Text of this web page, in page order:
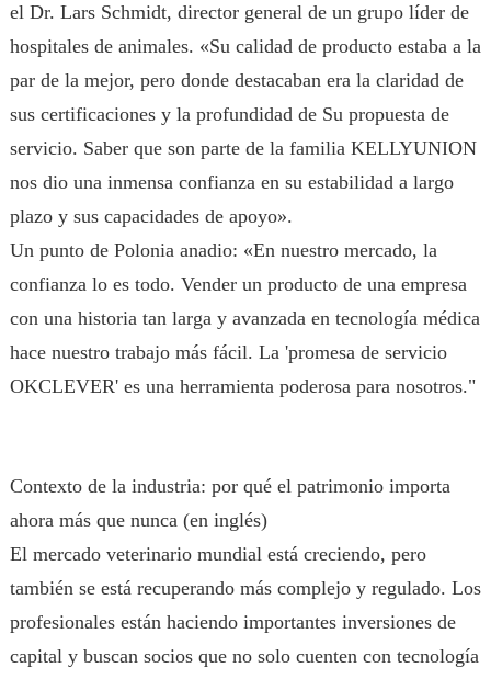
el Dr. Lars Schmidt, director general de un grupo líder de
hospitales de animales. «Su calidad de producto estaba a la
par de la mejor, pero donde destacaban era la claridad de
sus certificaciones y la profundidad de Su propuesta de
servicio. Saber que son parte de la familia KELLYUNION
nos dio una inmensa confianza en su estabilidad a largo
plazo y sus capacidades de apoyo».
Un punto de Polonia anadio: «En nuestro mercado, la
confianza lo es todo. Vender un producto de una empresa
con una historia tan larga y avanzada en tecnología médica
hace nuestro trabajo más fácil. La 'promesa de servicio
OKCLEVER' es una herramienta poderosa para nosotros."
Contexto de la industria: por qué el patrimonio importa
ahora más que nunca (en inglés)
El mercado veterinario mundial está creciendo, pero
también se está recuperando más complejo y regulado. Los
profesionales están haciendo importantes inversiones de
capital y buscan socios que no solo cuenten con tecnología